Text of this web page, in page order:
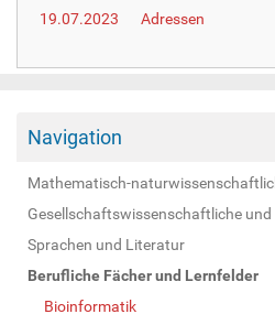
19.07.2023
Adressen
Navigation
Mathematisch-
Gesellschaftswissenschaftliche
Sprachen und Literatur
Berufliche Fächer und Lernfelder
Bioinformatik